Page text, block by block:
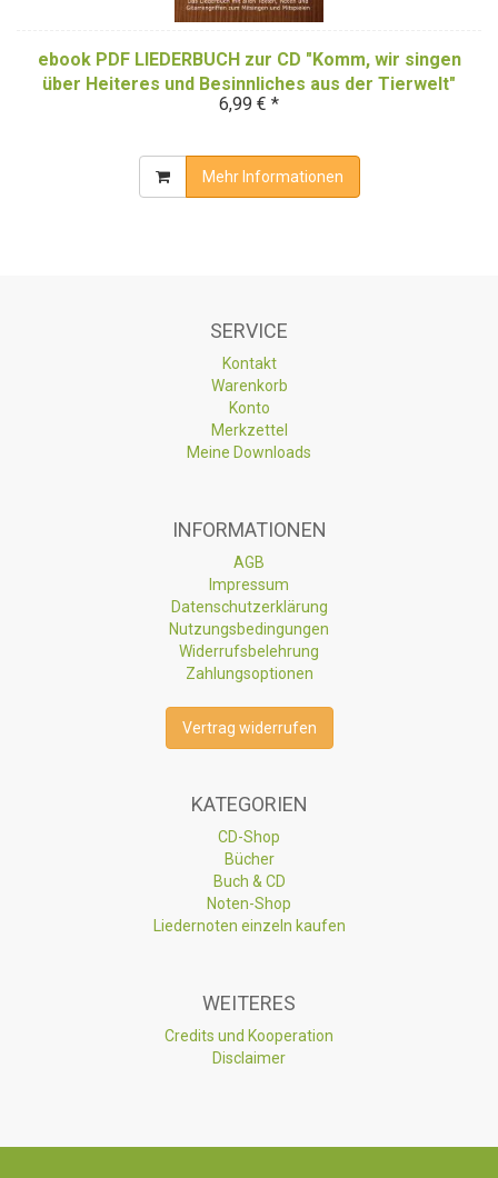
ebook PDF LIEDERBUCH zur CD "Komm, wir singen
über Heiteres und Besinnliches aus der Tierwelt"
(Downloadalbum)
6,99 € *
Mehr Informationen
SERVICE
Kontakt
Warenkorb
Konto
Merkzettel
Meine Downloads
INFORMATIONEN
AGB
Impressum
Datenschutzerklärung
Nutzungsbedingungen
Widerrufsbelehrung
Zahlungsoptionen
Vertrag widerrufen
KATEGORIEN
CD-Shop
Bücher
Buch & CD
Noten-Shop
Liedernoten einzeln kaufen
WEITERES
Credits und Kooperation
Disclaimer